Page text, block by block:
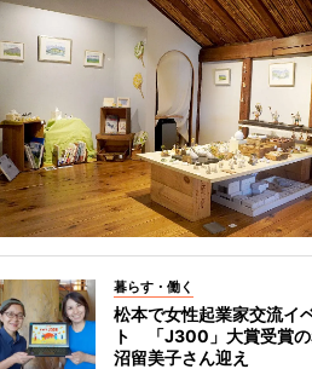
暮らす・働く
松本で女性起業家交流イ
ト 「J300」大賞受賞
沼留美子さん迎え